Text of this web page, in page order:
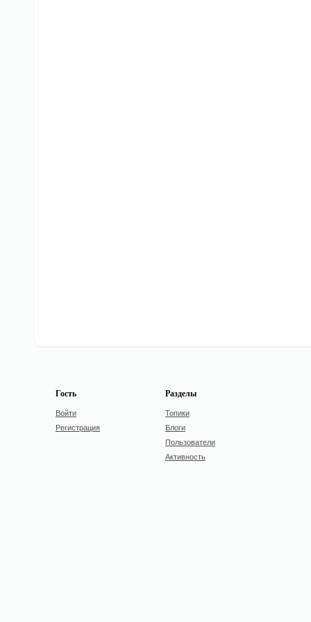
Гость
Войти
Регистрация
Разделы
Топики
Блоги
Пользователи
Активность